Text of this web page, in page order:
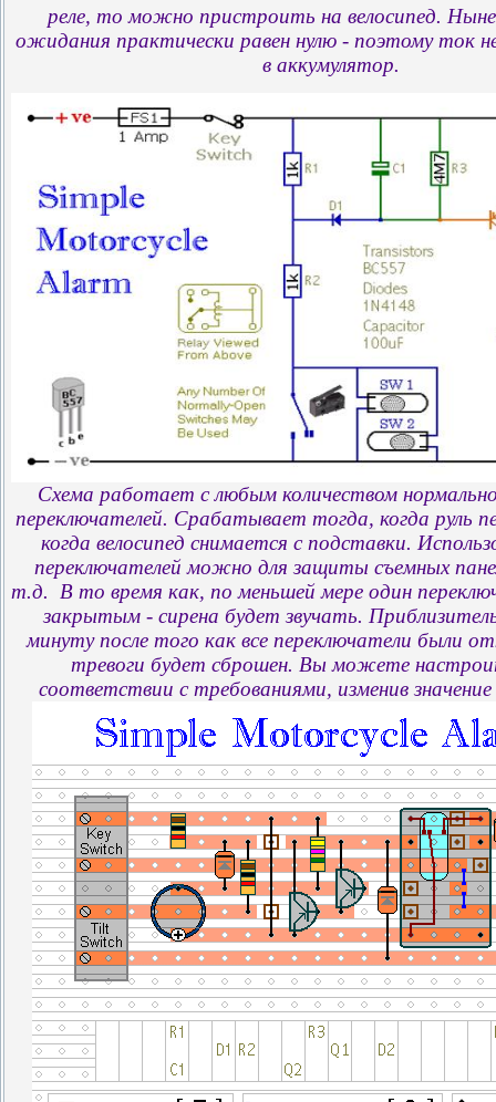
реле, то можно пристроить на велосипед.
ожидания практически равен нулю - поэтому ток
в аккумулятор.
Схема работает с любым количеством
переключателей. Срабатывает тогда, когда руль
когда велосипед снимается с подставки.
переключателей можно для защиты съемных
т.д. В то время как, по меньшей мере один
закрытым - сирена будет звучать.
минуту после того как все переключатели были
тревоги будет сброшен. Вы можете
соответствии с требованиями, изменив